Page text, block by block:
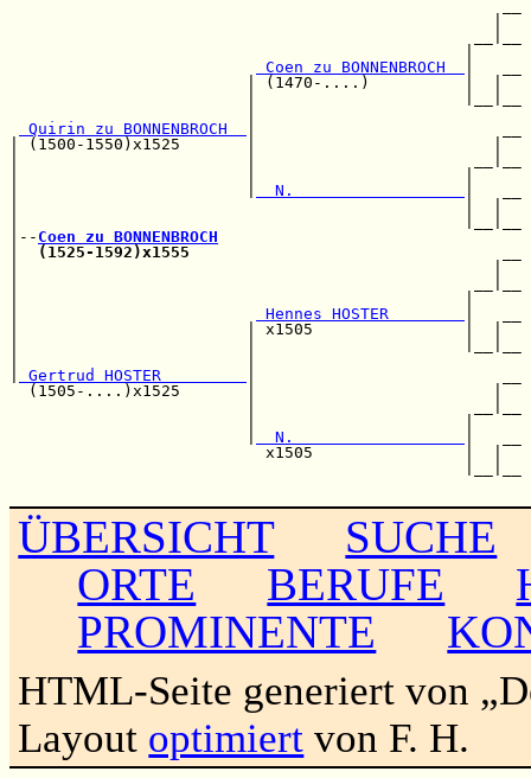
Coen zu BONNENBROCH
                         | (1470-....)          |  |
Quirin zu BONNENBROCH
| (1500-1550)x1525       |                         |
  N.
|-- Coen zu BONNENBROCH
(1525-1592)x1555
Hennes HOSTER
|                        | x1505                |  |
Gertrud HOSTER
  (1505-....)x1525       |                         |
  N.
                           x1505                |  |
ÜBERSICHT
SUCHE
ORTE
BERUFE
PROMINENTE
HTML-Seite generiert von
Layout optimiert von F. H.